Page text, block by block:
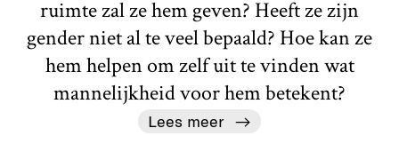
ruimte zal ze hem geven? Heeft ze zijn
gender niet al te veel bepaald? Hoe kan ze
hem helpen om zelf uit te vinden wat
mannelijkheid voor hem betekent?
Lees meer